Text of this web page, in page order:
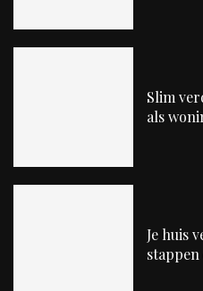
Slim
als
Je huis